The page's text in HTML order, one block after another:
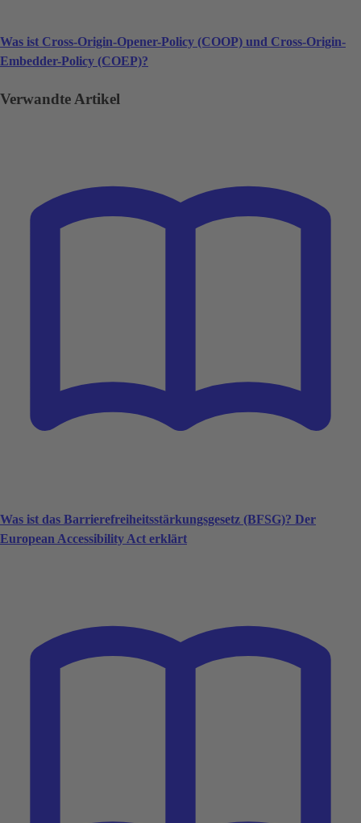
Was ist Cross-Origin-Opener-Policy (COOP) und Cross-Origin-
Embedder-Policy (COEP)?
Verwandte Artikel
Was ist das Barrierefreiheitsstärkungsgesetz (BFSG)? Der
European Accessibility Act erklärt